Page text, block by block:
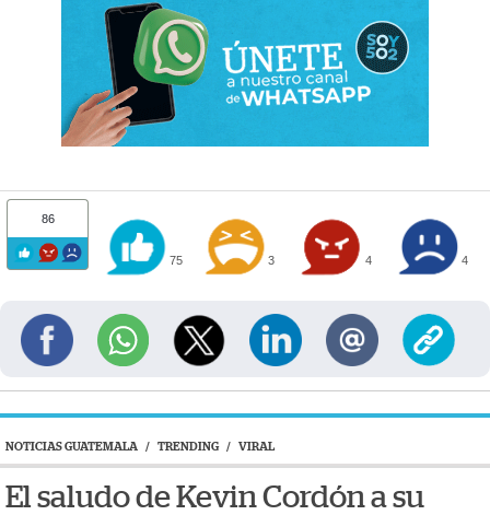
86
75 3 4 4
NOTICIAS GUATEMALA / TRENDING / VIRAL
El saludo de Kevin Cordón a su